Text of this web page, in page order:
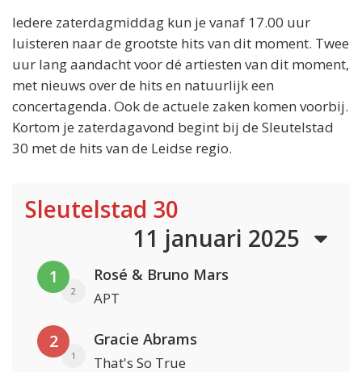
Iedere zaterdagmiddag kun je vanaf 17.00 uur
luisteren naar de grootste hits van dit moment. Twee
uur lang aandacht voor dé artiesten van dit moment,
met nieuws over de hits en natuurlijk een
concertagenda. Ook de actuele zaken komen voorbij.
Kortom je zaterdagavond begint bij de Sleutelstad
30 met de hits van de Leidse regio.
Sleutelstad 30
11 januari 2025
1
2
Rosé & Bruno Mars
APT
2
1
Gracie Abrams
That's So True